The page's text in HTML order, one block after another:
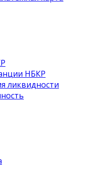
НБКР
ликвидности